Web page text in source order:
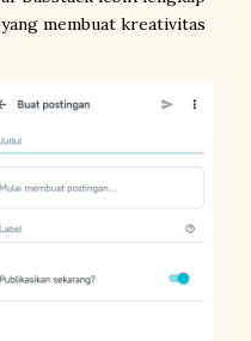
membuat kreativitas